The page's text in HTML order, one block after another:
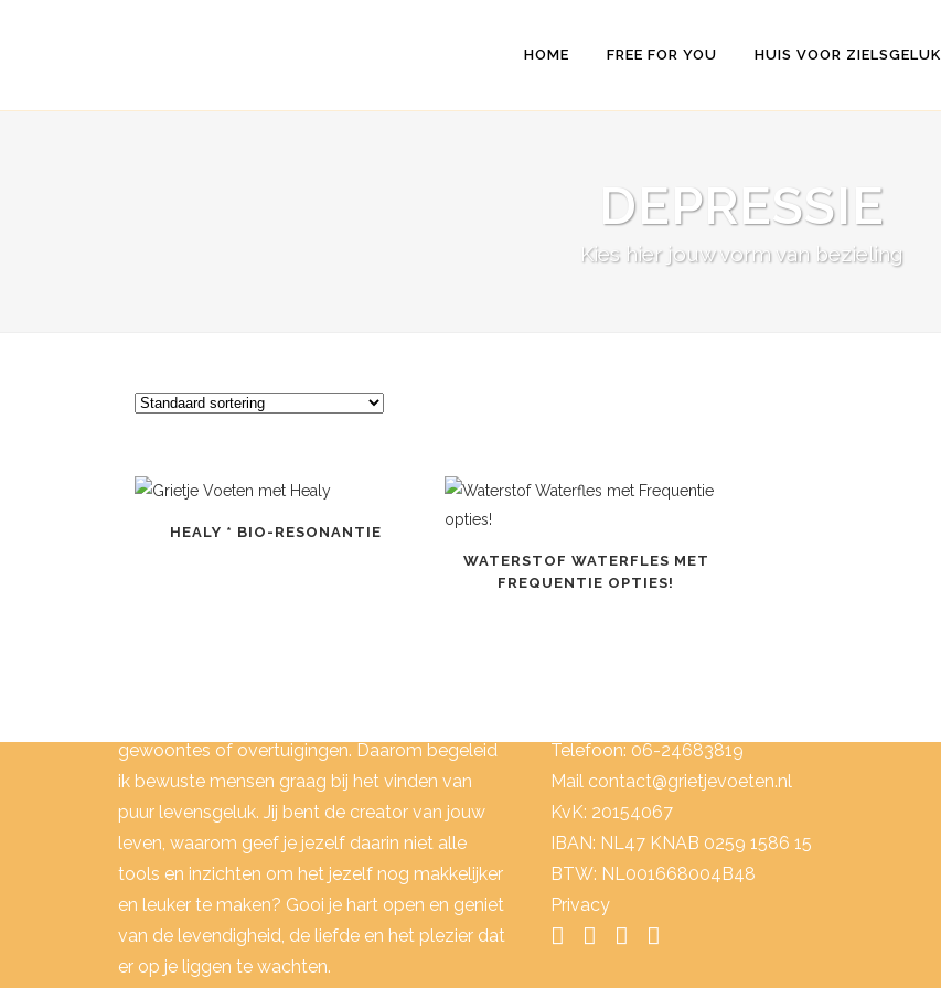
HOME FREE FOR YOU HUIS VOOR ZIELSGELUK
DEPRESSIE
Kies hier jouw vorm van bezieling
HEALY * BIO-RESONANTIE
WATERSTOF WATERFLES MET
FREQUENTIE OPTIES!
gewoontes of overtuigingen. Daarom begeleid
ik bewuste mensen graag bij het vinden van
puur levensgeluk. Jij bent de creator van jouw
leven, waarom geef je jezelf daarin niet alle
tools en inzichten om het jezelf nog makkelijker
en leuker te maken? Gooi je hart open en geniet
van de levendigheid, de liefde en het plezier dat
er op je liggen te wachten.
Telefoon: 06-24683819
Mail contact@grietjevoeten.nl
KvK: 20154067
IBAN: NL47 KNAB 0259 1586 15
BTW: NL001668004B48
Privacy